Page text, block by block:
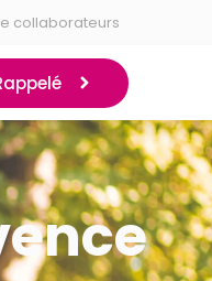
collaborateurs